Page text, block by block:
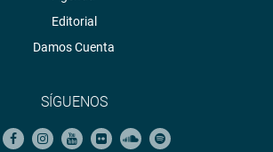
Editorial
Damos Cuenta
SÍGUENOS